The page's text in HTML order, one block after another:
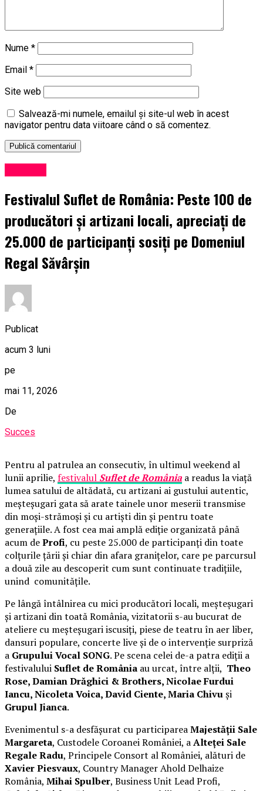
Nume *
Email *
Site web
Salvează-mi numele, emailul și site-ul web în acest
navigator pentru data viitoare când o să comentez.
Festivalul Suflet de România: Peste 100 de
producători și artizani locali, apreciați de
25.000 de participanți sosiți pe Domeniul
Regal Săvârșin
Publicat
acum 3 luni
pe
mai 11, 2026
De
Succes
Pentru al patrulea an consecutiv, în ultimul weekend al
lunii aprilie, festivalul Suflet de România a readus la viață
lumea satului de altădată, cu artizani ai gustului autentic,
meșteșugari gata să arate tainele unor meserii transmise
din moși-strămoși și cu artiști din și pentru toate
generațiile. A fost cea mai amplă ediție organizată până
acum deProfi, cu peste 25.000 de participanți din toate
colțurile țării și chiar din afara granițelor, care pe parcursul
a două zile au descoperit cum sunt continuate tradițiile,
unind comunitățile.
Pe lângă întâlnirea cu mici producători locali, meșteșugari
și artizani din toată România, vizitatorii s-au bucurat de
ateliere cu meșteșugari iscusiți, piese de teatru în aer liber,
dansuri populare, concerte live și de o intervenție surpriză
a Grupului Vocal SONG. Pe scena celei de-a patra ediții a
festivalului Suflet de România au urcat, între alții, Theo
Rose, Damian Drăghici & Brothers, Nicolae Furdui
Iancu, Nicoleta Voica, David Ciente, Maria Chivuși
Grupul Jianca.
Evenimentul s-a desfășurat cu participareaMajestății Sale
Margareta, Custodele Coroanei României, aAlteței Sale
Regale Radu, Principele Consort al României, alături de
Xavier Piesvaux, Country Manager Ahold Delhaize
România, Mihai Spulber, Business Unit Lead Profi,